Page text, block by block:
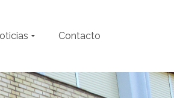
Contacto